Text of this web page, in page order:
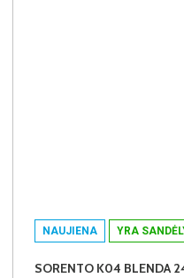
NAUJIENA YRA